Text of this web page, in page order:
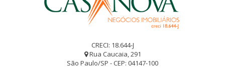
CRECI: 18.644-J
Rua Caucaia, 291
São Paulo/SP - CEP: 04147-100